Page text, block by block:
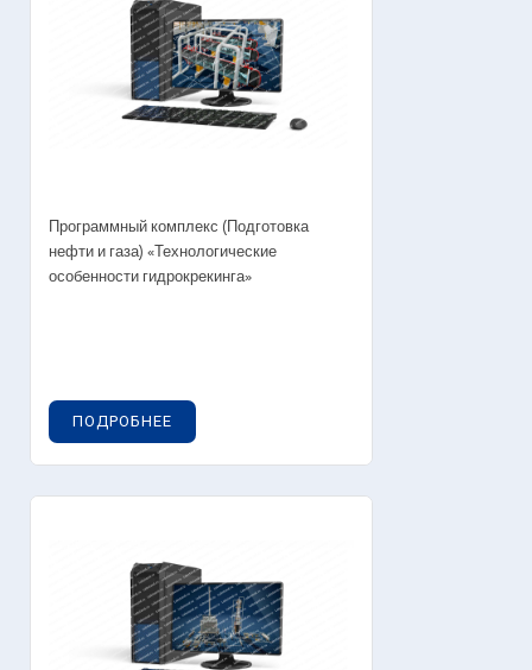
Программный комплекс (Подготовка
нефти и газа) «Технологические
особенности гидрокрекинга»
ПОДРОБНЕЕ